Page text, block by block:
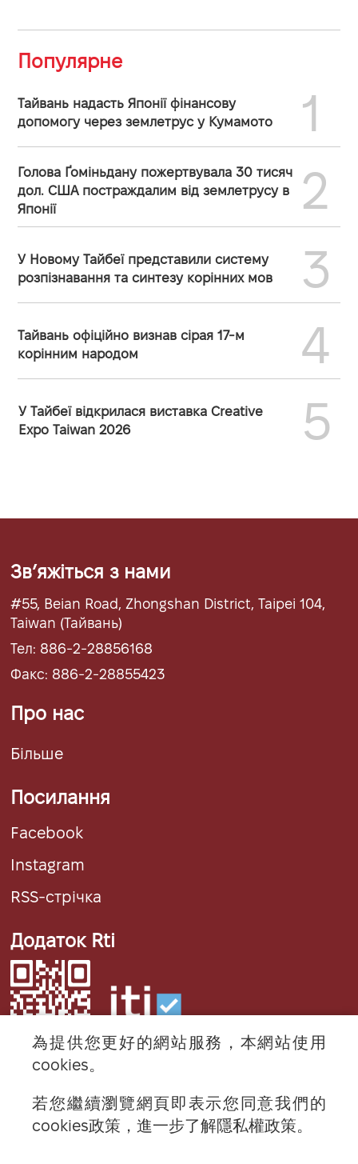
Популярне
Тайвань надасть Японії фінансову
допомогу через землетрус у Кумамото
1
Голова Ґоміньдану пожертвувала 30 тисяч
дол. США постраждалим від землетрусу в
Японії
2
У Новому Тайбеї представили систему
розпізнавання та синтезу корінних мов
3
Тайвань офіційно визнав сірая 17-м
корінним народом
4
У Тайбеї відкрилася виставка Creative
Expo Taiwan 2026
5
Звʼяжіться з нами
#55, Beian Road, Zhongshan District, Taipei 104,
Taiwan (Тайвань)
Тел: 886-2-28856168
Факс: 886-2-28855423
Про нас
Більше
Посилання
Facebook
Instagram
RSS-стрічка
Додаток Rti
© 2024 RTI (Radio Taiwan International).
All rights reserved.
為提供您更好的網站服務，本網站使用
cookies。
若您繼續瀏覽網頁即表示您同意我們的
cookies政策，進一步了解隱私權政策。